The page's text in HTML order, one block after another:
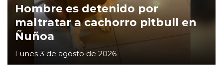
Hombre es detenido por
maltratar a cachorro pitbull en
Ñuñoa
Lunes 3 de agosto de 2026